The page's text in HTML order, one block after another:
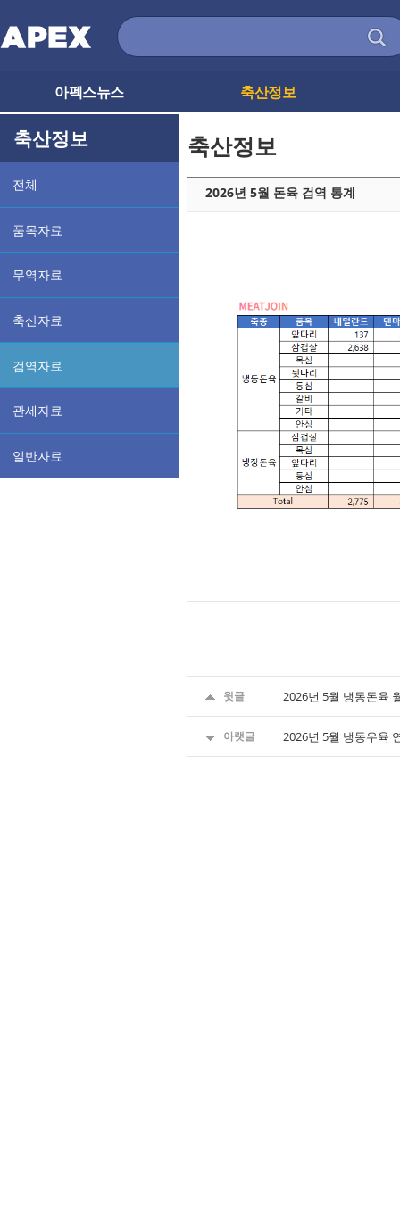
아펙스뉴스 축산정보
축산정보
전체
품목자료
무역자료
축산자료
검역자료
관세자료
일반자료
축산정보
2026년 5월 돈육 검역 통계
윗글 2026년 5월 냉동돈육
아랫글 2026년 5월 냉동우육